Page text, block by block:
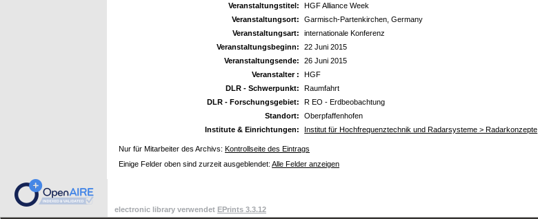
Veranstaltungstitel:
HGF Alliance Week
Veranstaltungsort:
Garmisch-Partenkirchen, Germany
Veranstaltungsart:
internationale Konferenz
Veranstaltungsbeginn:
22 Juni 2015
Veranstaltungsende:
26 Juni 2015
Veranstalter :
HGF
DLR - Schwerpunkt:
Raumfahrt
DLR - Forschungsgebiet:
R EO - Erdbeobachtung
Standort:
Oberpfaffenhofen
Institute & Einrichtungen:
Institut für Hochfrequenztechnik und Radarsysteme > Radarkonzepte
Nur für Mitarbeiter des Archivs: Kontrollseite des Eintrags
Einige Felder oben sind zurzeit ausgeblendet: Alle Felder anzeigen
electronic library verwendet EPrints 3.3.12